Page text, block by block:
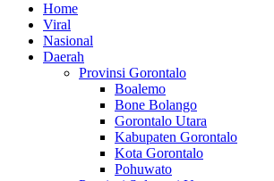
Home
Viral
Nasional
Daerah
Provinsi Gorontalo
Boalemo
Bone Bolango
Gorontalo Utara
Kabupaten Gorontalo
Kota Gorontalo
Pohuwato